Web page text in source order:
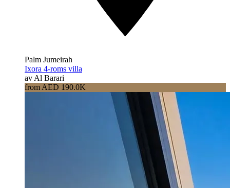
Palm Jumeirah
Ixora 4-roms villa
av Al Barari
from AED 190.0K